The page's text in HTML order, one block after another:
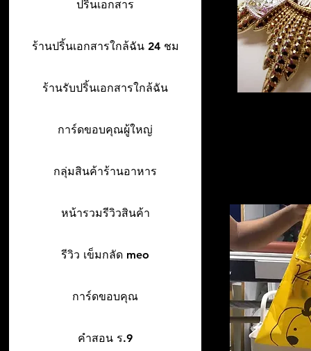
ปริ้นเอกสาร
ร้านปริ้นเอกสารใกล้ฉัน 24 ชม
ร้านรับปริ้นเอกสารใกล้ฉัน
การ์ดขอบคุณผู้ใหญ่
กลุ่มสินค้าร้านอาหาร
หน้ารวมรีวิวสินค้า
รีวิว เข็มกลัด meo
การ์ดขอบคุณ
คำสอน ร.9